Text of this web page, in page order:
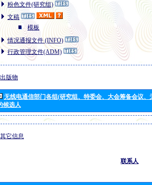
粉色文件(研究组)
文稿
模板
情况通报文件 (INFO)
行政管理文件(ADM)
出版物
无线电通信部门各组(研究组、特委会、大会筹备会议
候选人
其它信息
联系人